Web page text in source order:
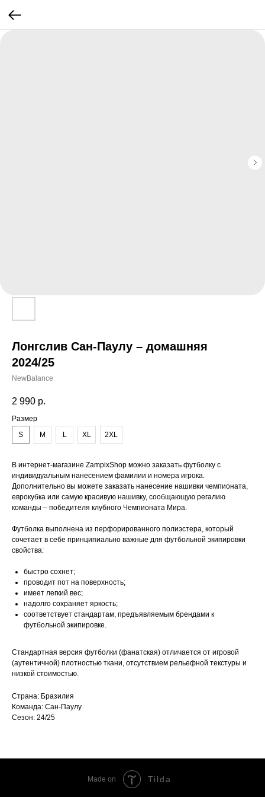
Лонгслив Сан-Паулу – домашняя
2024/25
NewBalance
2 990 р.
Размер
S
M L XL 2XL
В интернет-магазине ZampixShop можно заказать футболку с
индивидуальным нанесением фамилии и номера игрока.
Дополнительно вы можете заказать нанесение нашивки чемпионата,
еврокубка или самую красивую нашивку, сообщающую регалию
команды – победителя клубного Чемпионата Мира.
Футболка выполнена из перфорированного полиэстера, который
сочетает в себе принципиально важные для футбольной экипировки
свойства:
быстро сохнет;
проводит пот на поверхность;
имеет легкий вес;
надолго сохраняет яркость;
соответствует стандартам, предъявляемым брендами к
футбольной экипировке.
Стандартная версия футболки (фанатская) отличается от игровой
(аутентичной) плотностью ткани, отсутствием рельефной текстуры и
низкой стоимостью.
Страна: Бразилия
Команда: Сан-Паулу
Сезон: 24/25
Made on Tilda